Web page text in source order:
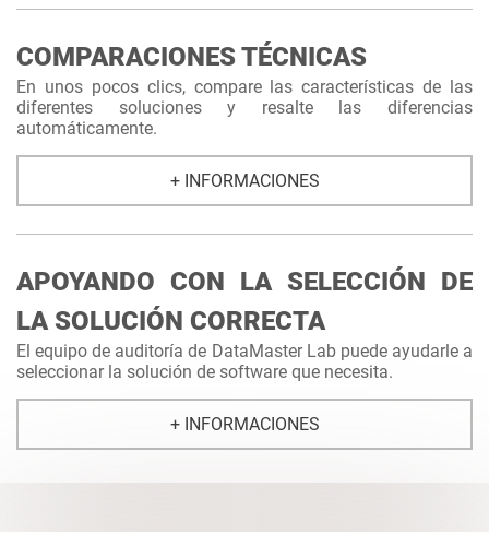
COMPARACIONES TÉCNICAS
En unos pocos clics, compare las características de las
diferentes soluciones y resalte las diferencias
automáticamente.
+ INFORMACIONES
APOYANDO CON LA SELECCIÓN DE
LA SOLUCIÓN CORRECTA
El equipo de auditoría de DataMaster Lab puede ayudarle a
seleccionar la solución de software que necesita.
+ INFORMACIONES